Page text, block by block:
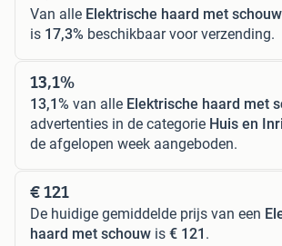
Van alle Elektrische haard met schouw
is 17,3% beschikbaar voor verzending.
13,1%
13,1% van alle Elektrische haard met
advertenties in de categorie Huis en
de afgelopen week aangeboden.
€ 121
De huidige gemiddelde prijs van een
haard met schouw is € 121 .